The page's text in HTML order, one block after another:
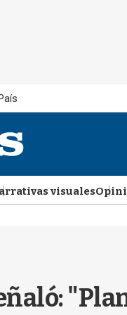
visuales